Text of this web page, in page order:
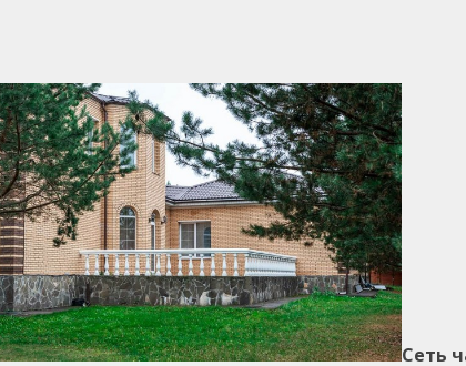
Сеть